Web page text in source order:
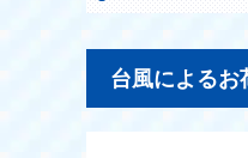
台風によるお